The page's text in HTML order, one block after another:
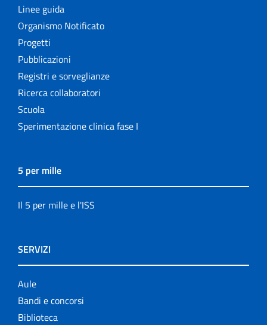
Linee guida
Organismo Notificato
Progetti
Pubblicazioni
Registri e sorveglianze
Ricerca collaboratori
Scuola
Sperimentazione clinica fase I
5 per mille
Il 5 per mille e l'ISS
SERVIZI
Aule
Bandi e concorsi
Biblioteca